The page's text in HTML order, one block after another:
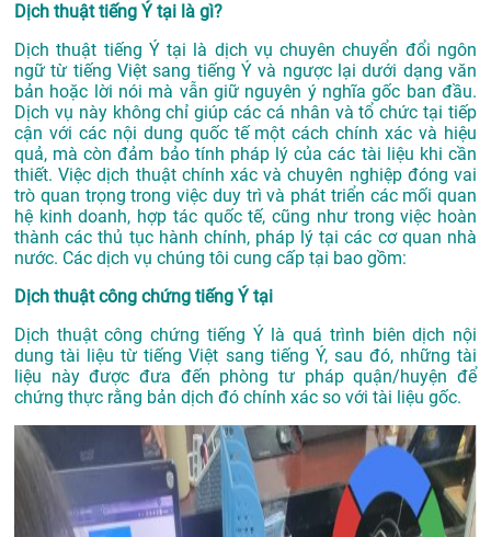
Dịch thuật tiếng Ý tại là gì?
Dịch thuật tiếng Ý tại là dịch vụ chuyên chuyển đổi ngôn
ngữ từ tiếng Việt sang tiếng Ý và ngược lại dưới dạng văn
bản hoặc lời nói mà vẫn giữ nguyên ý nghĩa gốc ban đầu.
Dịch vụ này không chỉ giúp các cá nhân và tổ chức tại tiếp
cận với các nội dung quốc tế một cách chính xác và hiệu
quả, mà còn đảm bảo tính pháp lý của các tài liệu khi cần
thiết. Việc dịch thuật chính xác và chuyên nghiệp đóng vai
trò quan trọng trong việc duy trì và phát triển các mối quan
hệ kinh doanh, hợp tác quốc tế, cũng như trong việc hoàn
thành các thủ tục hành chính, pháp lý tại các cơ quan nhà
nước. Các dịch vụ chúng tôi cung cấp tại bao gồm:
Dịch thuật công chứng tiếng Ý tại
Dịch thuật công chứng tiếng Ý là quá trình biên dịch nội
dung tài liệu từ tiếng Việt sang tiếng Ý, sau đó, những tài
liệu này được đưa đến phòng tư pháp quận/huyện để
chứng thực rằng bản dịch đó chính xác so với tài liệu gốc.